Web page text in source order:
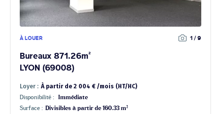
À LOUER 1 / 9
Bureaux 871.26m²
LYON (69008)
Loyer : À partir de 2 004 € /mois (HT/HC)
Disponibilité :
Immédiate
Surface : Divisibles à partir de 160.33 m²